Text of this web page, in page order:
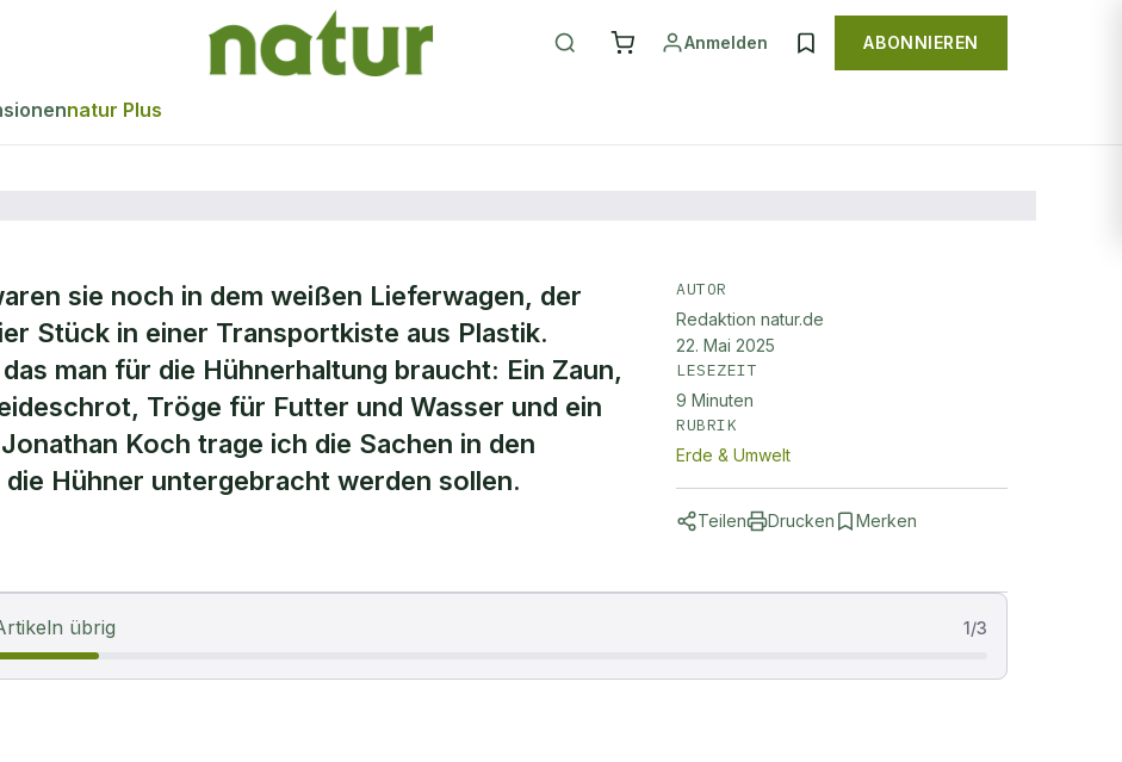
Anmelden ABONNIEREN
natur Plus
sie noch in dem weißen Lieferwagen, der
Stück in einer Transportkiste aus Plastik.
man für die Hühnerhaltung braucht: Ein Zaun,
Tröge für Futter und Wasser und ein
Koch trage ich die Sachen in den
Hühner untergebracht werden sollen.
AUTOR
Redaktion natur.de
22. Mai 2025
LESEZEIT
9 Minuten
RUBRIK
Erde & Umwelt
Teilen Drucken Merken
übrig 1/3